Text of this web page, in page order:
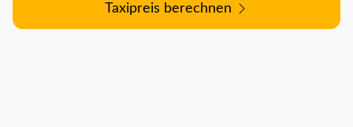
Taxipreis berechnen